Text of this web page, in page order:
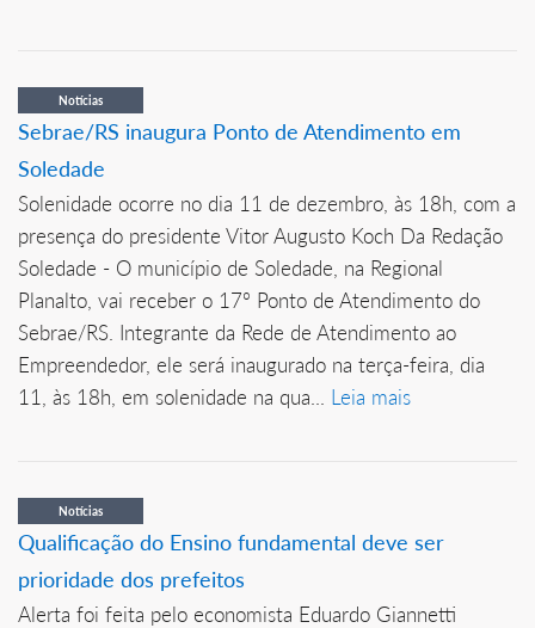
Notícias
Sebrae/RS inaugura Ponto de Atendimento em
Soledade
Solenidade ocorre no dia 11 de dezembro, às 18h, com a
presença do presidente Vitor Augusto Koch Da Redação
Soledade - O município de Soledade, na Regional
Planalto, vai receber o 17º Ponto de Atendimento do
Sebrae/RS. Integrante da Rede de Atendimento ao
Empreendedor, ele será inaugurado na terça-feira, dia
11, às 18h, em solenidade na qua... Leia mais
Notícias
Qualificação do Ensino fundamental deve ser
prioridade dos prefeitos
Alerta foi feita pelo economista Eduardo Giannetti